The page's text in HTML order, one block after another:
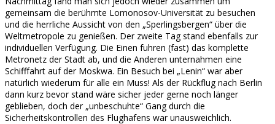
gemeinsam die berühmte Lomonosov-Universität zu besuchen
und die herrliche Aussicht von den „Sperlingsbergen“ über die
Weltmetropole zu genießen. Der zweite Tag stand ebenfalls zur
individuellen Verfügung. Die Einen fuhren (fast) das komplette
Metronetz der Stadt ab, und die Anderen unternahmen eine
Schifffahrt auf der Moskwa. Ein Besuch bei „Lenin“ war aber
natürlich wiederum für alle ein Muss! Als der Rückflug nach Berlin
dann kurz bevor stand wäre sicher jeder gerne noch länger
geblieben, doch der „unbeschuhte“ Gang durch die
Sicherheitskontrollen des Flughafens war unausweichlich.